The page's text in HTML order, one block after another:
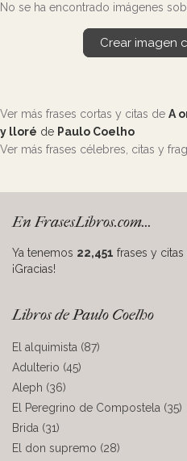
No se ha encontrado imágenes
Crear imagen
Ver más frases cortas y citas de A
y lloré de Paulo Coelho
Ver más frases célebres, citas y
En FrasesLibros.com...
Ya tenemos 22,451 frases y citas
¡Gracias!
Libros de Paulo Coelho
El alquimista (87)
Adulterio (45)
Aleph (36)
El Peregrino de Compostela (35)
Brida (31)
El don supremo (28)